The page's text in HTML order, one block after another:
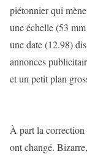
piétonnier qui
une échelle (53
une date (12.98)
annonces
et un petit plan
À part la correction
ont changé.